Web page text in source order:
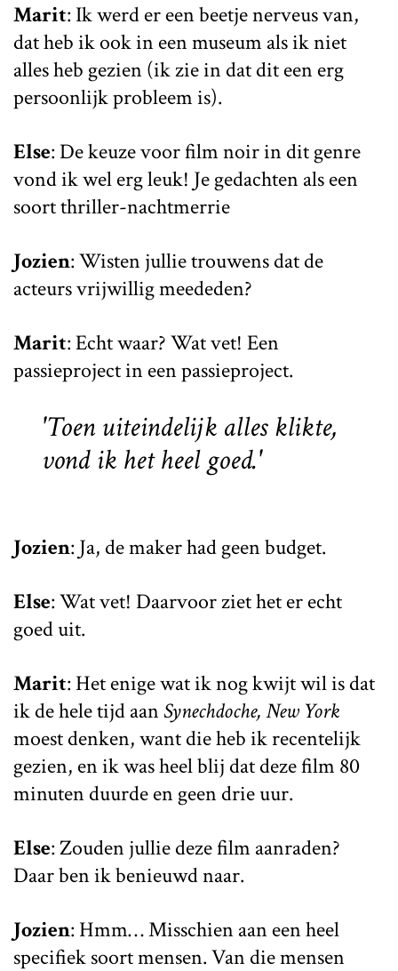
Marit: Ik werd er een beetje nerveus van,
dat heb ik ook in een museum als ik niet
alles heb gezien (ik zie in dat dit een erg
persoonlijk probleem is).
Else: De keuze voor film noir in dit genre
vond ik wel erg leuk! Je gedachten als een
soort thriller-nachtmerrie
Jozien: Wisten jullie trouwens dat de
acteurs vrijwillig meededen?
Marit: Echt waar? Wat vet! Een
passieproject in een passieproject.
'Toen uiteindelijk alles klikte,
vond ik het heel goed.'
Jozien: Ja, de maker had geen budget.
Else: Wat vet! Daarvoor ziet het er echt
goed uit.
Marit: Het enige wat ik nog kwijt wil is dat
ik de hele tijd aanSynechdoche, New York
moest denken, want die heb ik recentelijk
gezien, en ik was heel blij dat deze film 80
minuten duurde en geen drie uur.
Else: Zouden jullie deze film aanraden?
Daar ben ik benieuwd naar.
Jozien: Hmm… Misschien aan een heel
specifiek soort mensen. Van die mensen